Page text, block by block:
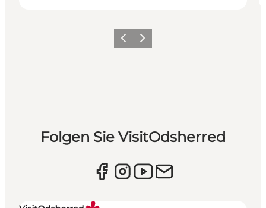
Vorherige Folie
Nächste Folie
Folgen Sie VisitOdsherred